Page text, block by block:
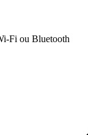
Fi ou Bluetooth